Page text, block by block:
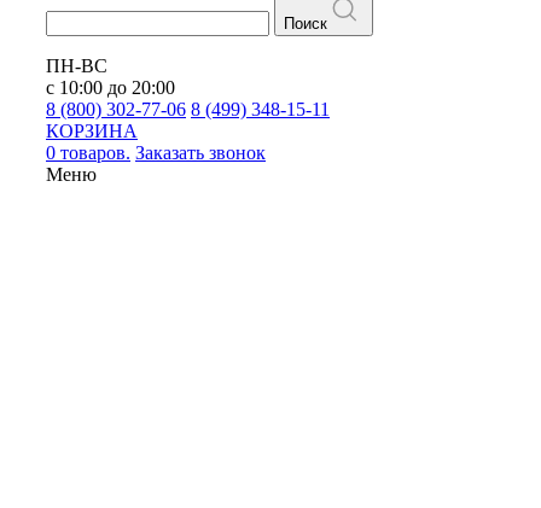
Поиск
ПН-ВС
с 10:00 до 20:00
8 (800) 302-77-06 8 (499) 348-15-11
КОРЗИНА
0 товаров. Заказать звонок
Меню